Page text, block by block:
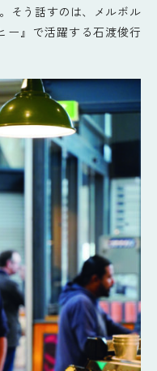
そう話すのは、メルボル
ー』で活躍する石渡俊行